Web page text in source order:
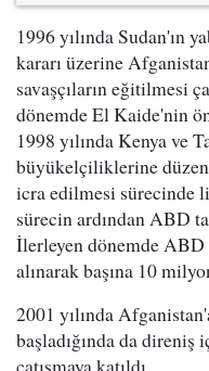
1996 yılında Sudan'ın
kararı üzerine
savaşçıların eğitilmesi
dönemde El Kaide'nin
1998 yılında Kenya ve
büyükelçiliklerine
icra edilmesi sürecinde
sürecin ardından ABD
İlerleyen dönemde
alınarak başına 10
2001 yılında
başladığında da direniş